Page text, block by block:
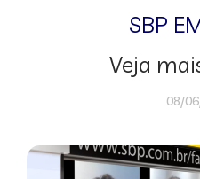
SBP
Veja
08/